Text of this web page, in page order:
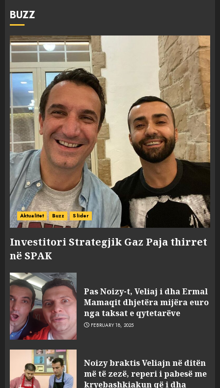
BUZZ
Aktualitet Buzz Slider
Investitori Strategjik Gaz Paja thirret
në SPAK
Pas Noizy-t, Veliaj i dha Ermal
Mamaqit dhjetëra mijëra euro
nga taksat e qytetarëve
FEBRUARY 18, 2025
Noizy braktis Veliajn në ditën
më të zezë, reperi i pabesë me
kryebashkiakun që i dha
sulmuan “One Albania”,
ngjarja u fsheh. A u vodhën